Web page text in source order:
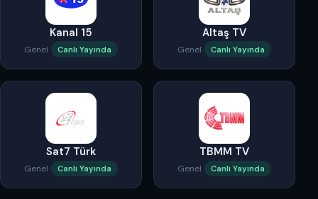
Kanal 15
Genel Canlı Yayında
Altaş TV
Genel Canlı Yayında
Sat7 Türk
Genel Canlı Yayında
TBMM TV
Genel Canlı Yayında